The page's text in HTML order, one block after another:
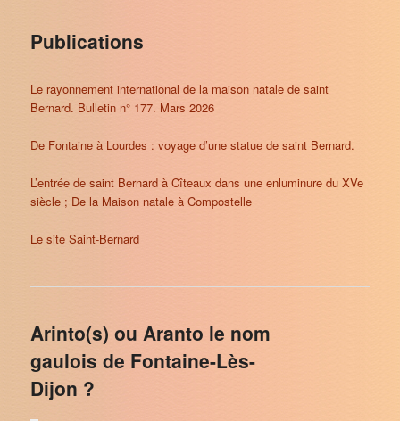
Publications
Le rayonnement international de la maison natale de saint
Bernard. Bulletin n° 177. Mars 2026
De Fontaine à Lourdes : voyage d’une statue de saint Bernard.
L’entrée de saint Bernard à Cîteaux dans une enluminure du XVe
siècle ; De la Maison natale à Compostelle
Le site Saint-Bernard
Arinto(s) ou Aranto le nom
gaulois de Fontaine-Lès-
Dijon ?